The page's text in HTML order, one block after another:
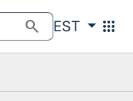
search EST apps